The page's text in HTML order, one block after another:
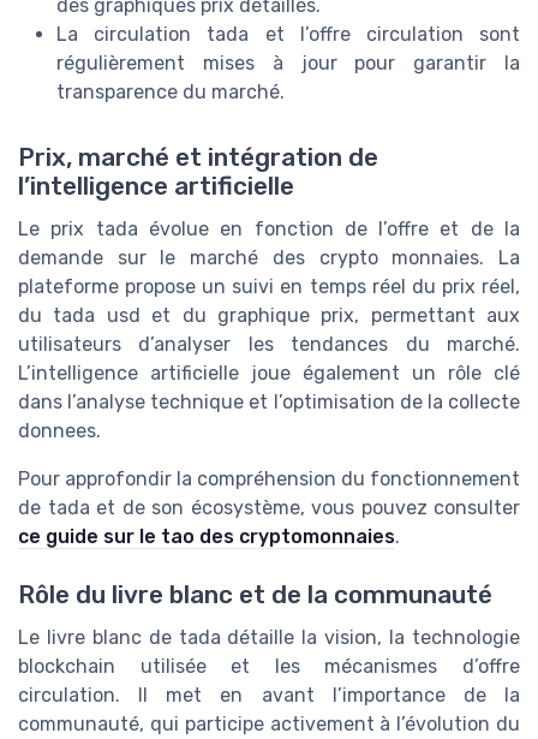
des graphiques prix détaillés.
La circulation tada et l’offre circulation sont
régulièrement mises à jour pour garantir la
transparence du marché.
Prix, marché et intégration de
l’intelligence artificielle
Le prix tada évolue en fonction de l’offre et de la
demande sur le marché des crypto monnaies. La
plateforme propose un suivi en temps réel du prix réel,
du tada usd et du graphique prix, permettant aux
utilisateurs d’analyser les tendances du marché.
L’intelligence artificielle joue également un rôle clé
dans l’analyse technique et l’optimisation de la collecte
donnees.
Pour approfondir la compréhension du fonctionnement
de tada et de son écosystème, vous pouvez consulter
ce guide sur le tao des cryptomonnaies.
Rôle du livre blanc et de la communauté
Le livre blanc de tada détaille la vision, la technologie
blockchain utilisée et les mécanismes d’offre
circulation. Il met en avant l’importance de la
communauté, qui participe activement à l’évolution du